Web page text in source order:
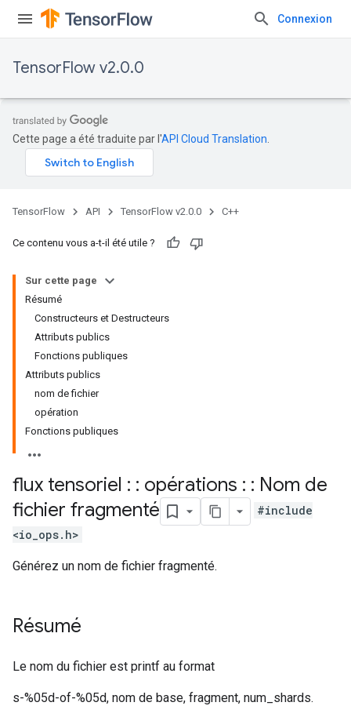
Connexion
TensorFlow v2.0.0
Cette page a été traduite par l'API Cloud Translation
TensorFlow API TensorFlow v2.0.0 C++
Ce contenu vous a-t-il été utile ?
Sur cette page
Résumé
Constructeurs et Destructeurs
Attributs publics
Fonctions publiques
Attributs publics
nom de fichier
opération
Fonctions publiques
flux tensoriel : : opérations : : Nom de
fichier fragmenté
#include
<io_ops.h>
Générez un nom de fichier fragmenté.
Résumé
Le nom du fichier est printf au format
s-%05d-of-%05d, nom de base, fragment, num_shards.